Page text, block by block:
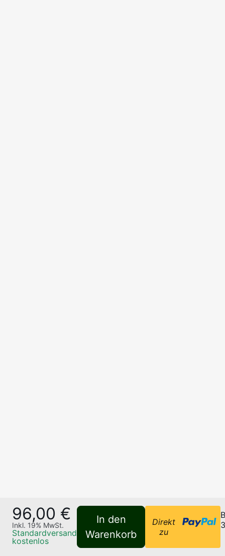
96,00 €
Inkl. 19% MwSt.
Standardversand
kostenlos
In den
Warenkorb
Direkt
zu